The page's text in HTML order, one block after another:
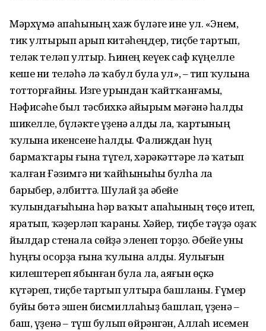
Мәрхүмә апаһының хаж бүләге ине ул. «Энем,
тик ултырып арып китәһеңдер, тиҫбе тартып,
теләк теләп ултыр. Һинең кеүек саф күңелле
кеше ни теләһә лә ҡабул була ул», – тип ҡулына
тотторғайны. Изге урындан ҡайтҡанғамы,
Нәфисәһе был тәсбихкә айырым мәғәнә һалды
шикелле, бүләкте үҙенә алды ла, ҡартының
ҡулына икенсене һалды. Фалиждан һуң
бармаҡтары ғына түгел, хәрәкәттәре лә ҡатып
ҡалған Ғәзимгә ни ҡайһыныһы булһа ла
барыбер, әлбиттә. Шулай ҙа әбейе
ҡулындағыһына һәр ваҡыт апаһының төҫө итеп,
яратып, ҡәҙерләп ҡараны. Хәйер, тиҫбе тәүҙә оҙаҡ
йылдар стенала сөйҙә эленеп торҙо. Әбейе уны
һуңғы осорҙа ғына ҡулына алды. Яулығын
килештереп ябынған була ла, аяғын өҫкә
күтәреп, тиҫбе тартып ултыра башланы. Ғүмер
буйы бөтә эшен бисмиллаһыҙ башлап, үҙенә –
баш, үҙенә – түш булып өйрәнгән, Аллаһ исемен